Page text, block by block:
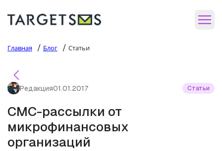
Главная / Блог / Статьи
Редакция01.01.2017 Статьи
СМС-рассылки от
микрофинансовых
организаций